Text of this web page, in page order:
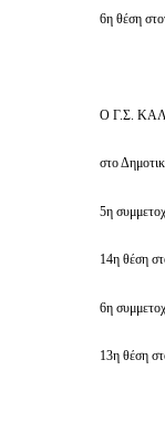
6η θέση
Ο Γ.Σ.
στο
5η
14η θέση
6η
13η θέση